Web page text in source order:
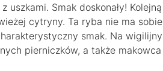
uszkami. Smak doskonały!
cytryny. Ta ryba nie ma
smak. Na
pierniczków, a także